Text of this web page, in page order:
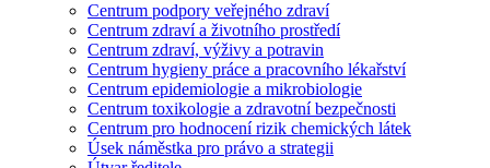
Centrum podpory veřejného zdraví
Centrum zdraví a životního prostředí
Centrum zdraví, výživy a potravin
Centrum hygieny práce a pracovního lékařství
Centrum epidemiologie a mikrobiologie
Centrum toxikologie a zdravotní bezpečnosti
Centrum pro hodnocení rizik chemických látek
Úsek náměstka pro právo a strategii